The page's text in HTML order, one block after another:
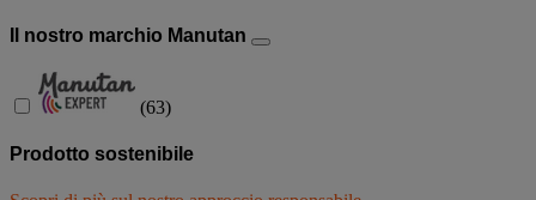
Il nostro marchio Manutan
(63)
Prodotto sostenibile